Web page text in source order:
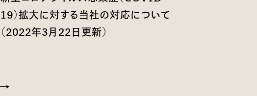
19）拡大に対する当社の対応について
（2022年3月22日更新）